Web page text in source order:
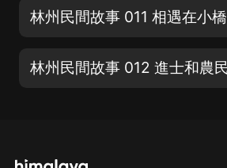
林州民間故事 011 相遇在小橋